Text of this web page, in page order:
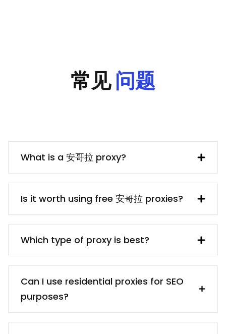
常见问题
What is a 安哥拉 proxy?
A 安哥拉 IP address provided by a proxy
server. In turn, the proxy server obtains
said IP address from a UK resident. Using
British websites and services (e.g.
collecting data from them) much easier.
Is it worth using free 安哥拉 proxies?
free 安哥拉 proxy servers usually are
dangerous because of the privacy and
security risks. Even if finding a reliable
time, it’s worth it because paid proxies
usually come from reliable sources.
You’ll be sure that your proxies are
ethically obtained, and you won’t have
Which type of proxy is best?
There are different proxy types for
different targets: for example,
residential proxies (real devices) vs.
data center proxies (cheaper); static
proxies (better for services that require
Can I use residential proxies for SEO
purposes?
Certainly! Our residential proxies are